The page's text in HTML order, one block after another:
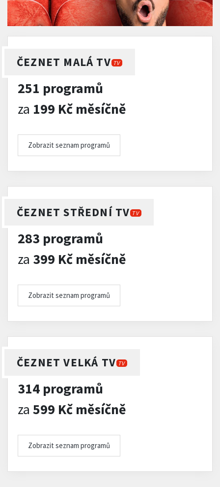
ČEZNET MALÁ TV TV
251 programů
za 199 Kč měsíčně
Zobrazit seznam programů
ČEZNET STŘEDNÍ TV TV
283 programů
za 399 Kč měsíčně
Zobrazit seznam programů
ČEZNET VELKÁ TV TV
314 programů
za 599 Kč měsíčně
Zobrazit seznam programů